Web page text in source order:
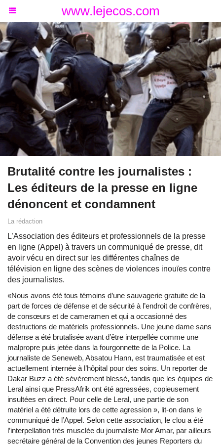
www.lejecos.com
Brutalité contre les journalistes :
Les éditeurs de la presse en ligne
dénoncent et condamnent
La rédaction
L’Association des éditeurs et professionnels de la presse
en ligne (Appel) à travers un communiqué de presse, dit
avoir vécu en direct sur les différentes chaînes de
télévision en ligne des scènes de violences inouïes contre
des journalistes.
«Nous avons été tous témoins d’une sauvagerie gratuite de la
part de forces de défense et de sécurité à l’endroit de confrères,
de consœurs et de cameramen et qui a occasionné des
destructions de matériels professionnels. Une jeune dame sans
défense a été brutalisée avant d’être interpellée comme une
malpropre puis jetée dans la fourgonnette de la Police. La
journaliste de Seneweb, Absatou Hann, est traumatisée et est
actuellement internée à l’hôpital pour des soins. Un reporter de
Dakar Buzz a été sévèrement blessé, tandis que les équipes de
Leral ainsi que PressAfrik ont été agressées, copieusement
insultées en direct. Pour celle de Leral, une partie de son
matériel a été détruite lors de cette agression », lit-on dans le
communiqué de l’Appel. Selon cette association, le clou a été
l’interpellation très musclée du journaliste Mor Amar, par ailleurs
secrétaire général de la Convention des jeunes Reporters du